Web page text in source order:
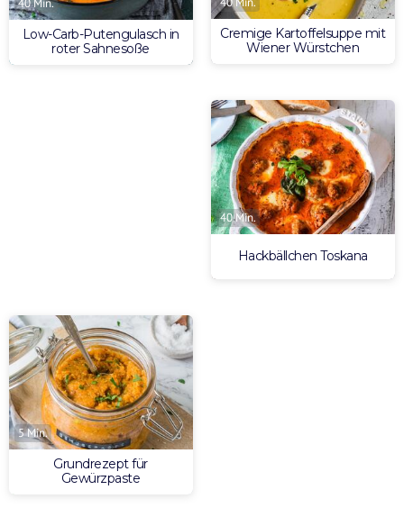
Low-Carb-Putengulasch in
roter Sahnesoße
Cremige Kartoffelsuppe mit
Wiener Würstchen
40 Min.
Hackbällchen Toskana
5 Min.
Grundrezept für
Gewürzpaste